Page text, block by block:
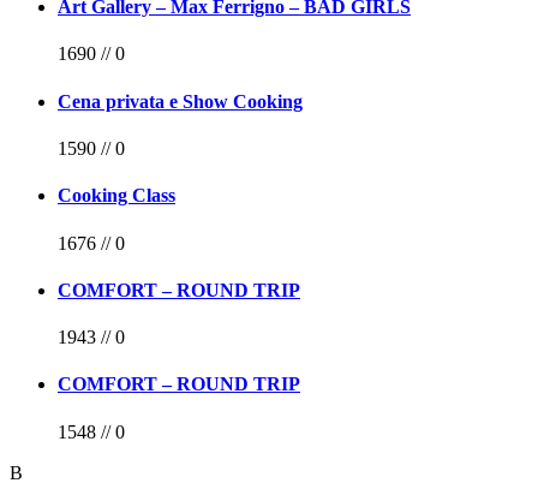
Art Gallery – Max Ferrigno – BAD GIRLS
1690 // 0
Cena privata e Show Cooking
1590 // 0
Cooking Class
1676 // 0
COMFORT – ROUND TRIP
1943 // 0
COMFORT – ROUND TRIP
1548 // 0
B